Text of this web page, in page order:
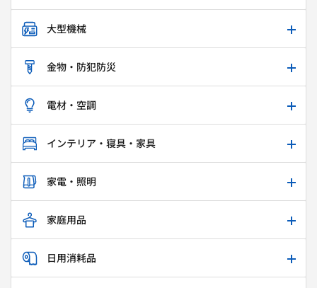
大型機械
金物・防犯防災
電材・空調
インテリア・寝具・家具
家電・照明
家庭用品
日用消耗品